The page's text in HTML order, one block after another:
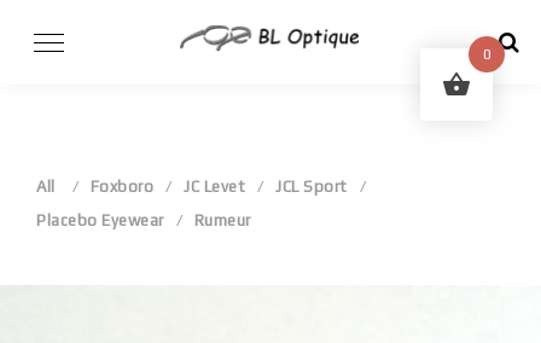
All Foxboro JC Levet
JCL Sport
Placebo Eyewear
Rumeur
0